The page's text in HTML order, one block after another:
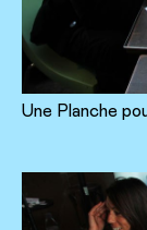
Une Planche